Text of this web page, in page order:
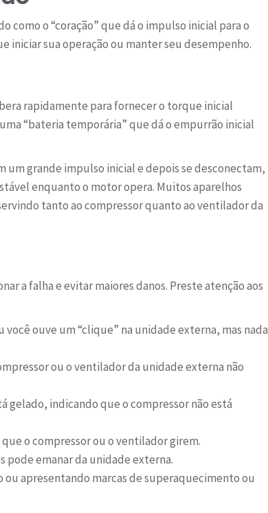
o “coração” que dá o impulso inicial para o
iniciar sua operação ou manter seu desempenho.
rapidamente para fornecer o torque inicial
“bateria temporária” que dá o empurrão inicial
grande impulso inicial e depois se desconectam,
enquanto o motor opera. Muitos aparelhos
tanto ao compressor quanto ao ventilador da
a falha e evitar maiores danos. Preste atenção aos
ouve um “clique” na unidade externa, mas nada
ou o ventilador da unidade externa não
gelado, indicando que o compressor não está
o compressor ou o ventilador girem.
emanar da unidade externa.
apresentando marcas de superaquecimento ou